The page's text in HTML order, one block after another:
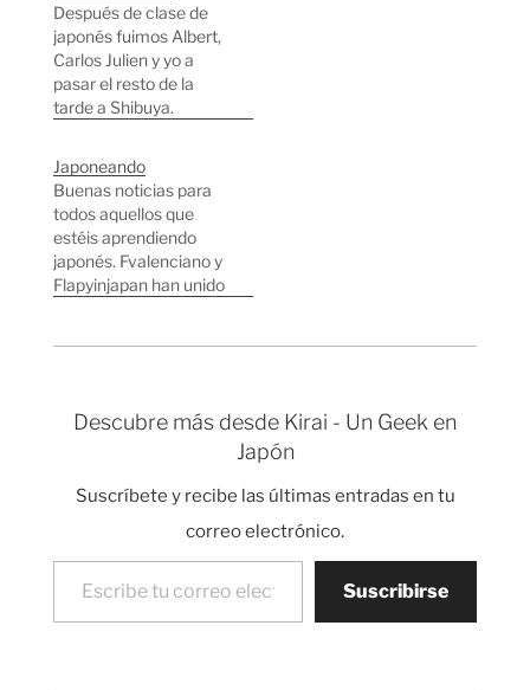
Después de clase de
japonés fuimos Albert,
Carlos Julien y yo a
pasar el resto de la
tarde a Shibuya.
dicen que es la tienda
de manga más grande
del mundo. No se
pueden hacer fotos en
el interior, así que aquí
tenéis la entrada.…
Japoneando
Buenas noticias para
todos aquellos que
estéis aprendiendo
japonés. Fvalenciano y
Flapyinjapan han unido
veo como el
sigáis las lecciones de
vídeos y lecciones de
japonés…
Descubre más desde Kirai - Un Geek en
Japón
Suscríbete y recibe las últimas entradas en tu
correo electrónico.
Escribe tu correo electrónico…
Suscribirse